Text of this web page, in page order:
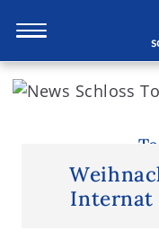
S
Internat